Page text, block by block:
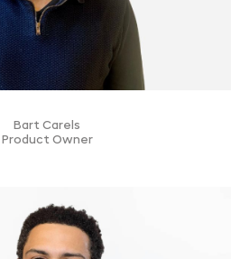
Bart Carels
Product Owner